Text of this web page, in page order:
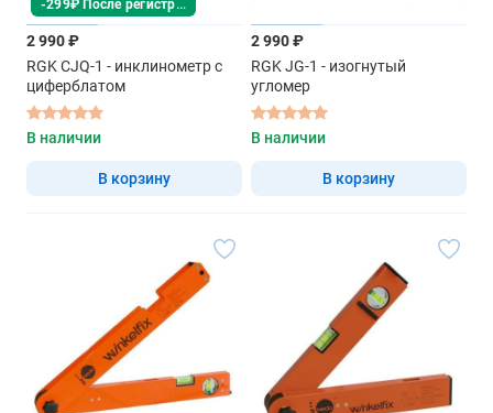
2 990 ₽
RGK CJQ-1 - инклинометр с
циферблатом
В наличии
В корзину
2 990 ₽
RGK JG-1 - изогнутый
угломер
В наличии
В корзину